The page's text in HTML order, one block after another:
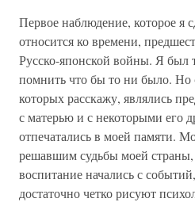
Первое наблюдение, которое я
относится ко времени,
Русско-японской войны. Я был
помнить что бы то ни было. Но
которых расскажу, являлись
с матерью и с некоторыми его
отпечатались в моей памяти.
решавшим судьбы моей страны,
воспитание начались с
достаточно четко рисуют